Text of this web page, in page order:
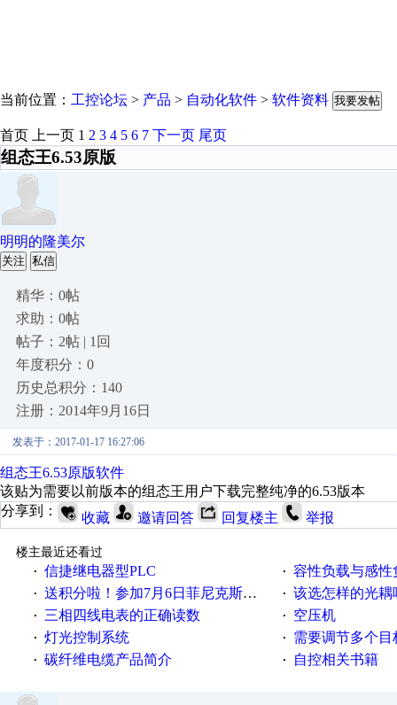
当前位置： 工控论坛 > 产品 > 自动化软件 > 软件资料 我要发帖
首页 上一页 1 2 3 4 5 6 7 下一页 尾页
组态王6.53原版
明明的隆美尔
关注 私信
精华：0帖
求助：0帖
帖子：2帖 | 1回
年度积分：0
历史总积分：140
注册：2014年9月16日
发表于：2017-01-17 16:27:06
组态王6.53原版软件
该贴为需要以前版本的组态王用户下载完整纯净的6.53版本
分享到：
收藏 邀请回答 回复楼主 举报
楼主最近还看过
· 信捷继电器型PLC · 容性负载与感性负
· 送积分啦！参加7月6日菲尼克斯在线研讨会即得 · 该选怎样的光耦
· 三相四线电表的正确读数 · 空压机
· 灯光控制系统 · 需要调节多个目标
· 碳纤维电缆产品简介 · 自控相关书籍